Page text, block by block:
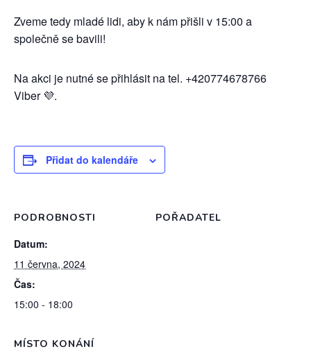
Zveme tedy mladé lidi, aby k nám přišli v 15:00 a
společně se bavili!
Na akci je nutné se přihlásit na tel. +420774678766
Viber 💜.
Přidat do kalendáře
PODROBNOSTI
Datum:
11 června, 2024
Čas:
15:00 - 18:00
POŘADATEL
MÍSTO KONÁNÍ